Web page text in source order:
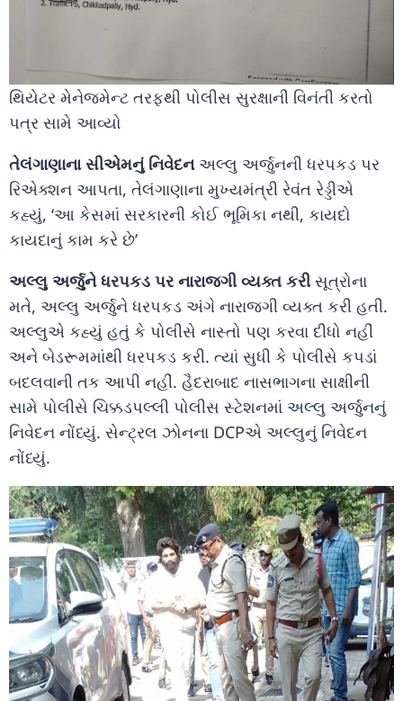
થિયેટર મેનેજમેન્ટ તરફથી પોલીસ સુરક્ષાની વિનંતી કરતો
પત્ર સામે આવ્યો
તેલંગાણાના સીએમનું નિવેદનઅલ્લુ અર્જુનની ધરપકડ પર
રિએક્શન આપતા, તેલંગાણાના મુખ્યમંત્રી રેવંત રેડ્ડીએ
કહ્યું, ‘આ કેસમાં સરકારની કોઈ ભૂમિકા નથી, કાયદો
કાયદાનું કામ કરે છે’
અલ્લુ અર્જુને ધરપકડ પર નારાજગી વ્યક્ત કરી સૂત્રોના
મતે, અલ્લુ અર્જુને ધરપકડ અંગે નારાજગી વ્યક્ત કરી હતી.
અલ્લુએ કહ્યું હતું કે પોલીસે નાસ્તો પણ કરવા દીધો નહીં
અને બેડરૂમમાંથી ધરપકડ કરી. ત્યાં સુધી કે પોલીસે કપડાં
બદલવાની તક આપી નહીં. હૈદરાબાદ નાસભાગના સાક્ષીની
સામે પોલીસે ચિક્કડપલ્લી પોલીસ સ્ટેશનમાં અલ્લુ અર્જુનનું
નિવેદન નોંધ્યું. સેન્ટ્રલ ઝોનના DCPએ અલ્લુનું નિવેદન
નોંધ્યું.